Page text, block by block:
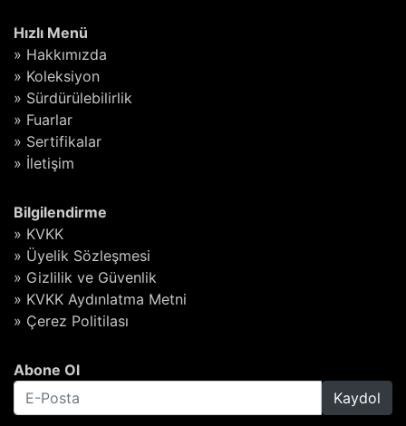
Hızlı Menü
» Hakkımızda
» Koleksiyon
» Sürdürülebilirlik
» Fuarlar
» Sertifikalar
» İletişim
Bilgilendirme
» KVKK
» Üyelik Sözleşmesi
» Gizlilik ve Güvenlik
» KVKK Aydınlatma Metni
» Çerez Politilası
Abone Ol
Kaydol